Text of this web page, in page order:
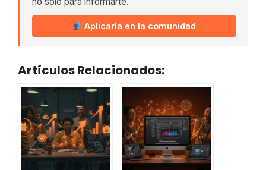
Aplicarla en la comunidad
Artículos Relacionados: